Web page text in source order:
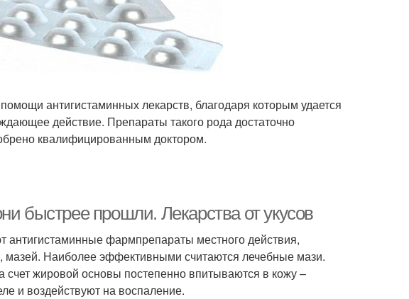
антигистаминных лекарств, благодаря которым удается
действие. Препараты такого рода достаточно
квалифицированным доктором.
быстрее прошли. Лекарства от укусов
антигистаминные фармпрепараты местного действия,
Наиболее эффективными считаются лечебные мази.
счет жировой основы постепенно впитываются в кожу –
и воздействуют на воспаление.